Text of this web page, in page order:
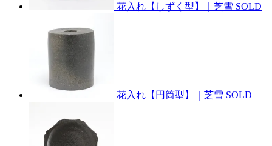
花入れ【しずく型】｜芝雪 SOLD
花入れ【円筒型】｜芝雪 SOLD